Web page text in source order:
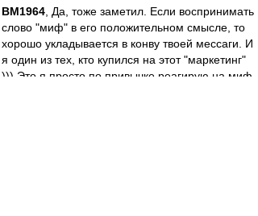
BM1964 , Да, тоже заметил. Если воспринимать
слово "миф" в его положительном смысле, то
хорошо укладывается в конву твоей мессаги. И
я один из тех, кто купился на этот "маркетинг"
))) Это я просто по привычке реагирую на миф